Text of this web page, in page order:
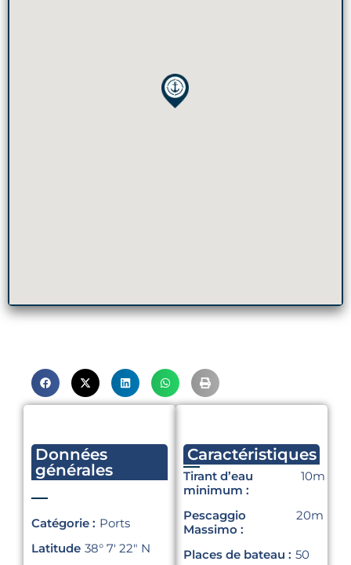
Données
générales
Catégorie : Ports
Latitude
38° 7′ 22″ N
Caractéristiques
Tirant d’eau
minimum :
10m
Pescaggio
Massimo :
20m
Places de bateau : 50